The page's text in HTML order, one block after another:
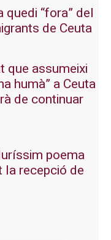
“fora” del
de Ceuta
que assumeixi
humà” a Ceuta
de continuar
poema
la recepció de